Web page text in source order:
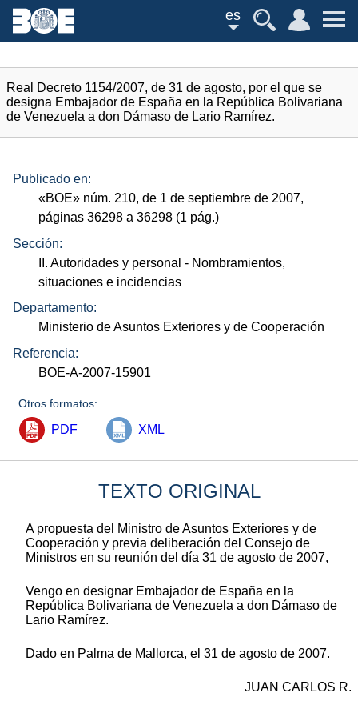
es
Real Decreto 1154/2007, de 31 de agosto, por el que se
designa Embajador de España en la República Bolivariana
de Venezuela a don Dámaso de Lario Ramírez.
Publicado en:
«BOE» núm. 210, de 1 de septiembre de 2007,
páginas 36298 a 36298 (1 pág.)
Sección:
II. Autoridades y personal - Nombramientos,
situaciones e incidencias
Departamento:
Ministerio de Asuntos Exteriores y de Cooperación
Referencia:
BOE-A-2007-15901
Otros formatos:
PDF XML
TEXTO ORIGINAL
A propuesta del Ministro de Asuntos Exteriores y de
Cooperación y previa deliberación del Consejo de
Ministros en su reunión del día 31 de agosto de 2007,
Vengo en designar Embajador de España en la
República Bolivariana de Venezuela a don Dámaso de
Lario Ramírez.
Dado en Palma de Mallorca, el 31 de agosto de 2007.
JUAN CARLOS R.